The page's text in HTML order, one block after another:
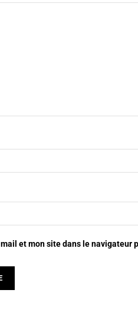
et mon site dans le navigateur